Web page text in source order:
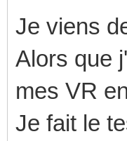
Je viens
Alors que
mes VR
Je fait le